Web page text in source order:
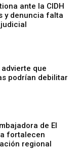
ante la CIDH
y denuncia falta
advierte que
podrían debilitar
de El
fortalecen
regional